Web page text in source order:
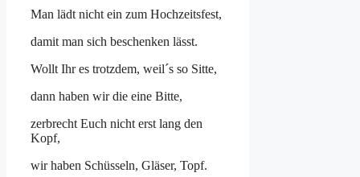
Man lädt nicht ein zum Hochzeitsfest,
damit man sich beschenken lässt.
Wollt Ihr es trotzdem, weil´s so Sitte,
dann haben wir die eine Bitte,
zerbrecht Euch nicht erst lang den
Kopf,
wir haben Schüsseln, Gläser, Topf.